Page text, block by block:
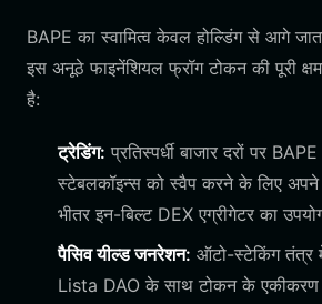
BAPE का स्वामित्व केवल होल्डिंग से आगे
इस अनूठे फाइनेंशियल फ्रॉग टोकन की पूरी
है:
ट्रेडिंग: प्रतिस्पर्धी बाजार दरों पर
स्टेबलकॉइन्स को स्वैप करने के लिए
भीतर इन-बिल्ट DEX एग्रीगेटर का
पैसिव यील्ड जनरेशन: ऑटो-स्टेकिंग तंत्र
Lista DAO के साथ टोकन के एकीकरण